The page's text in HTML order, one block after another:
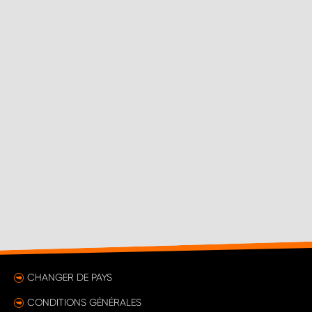
CHANGER DE PAYS
CONDITIONS GÉNÉRALES